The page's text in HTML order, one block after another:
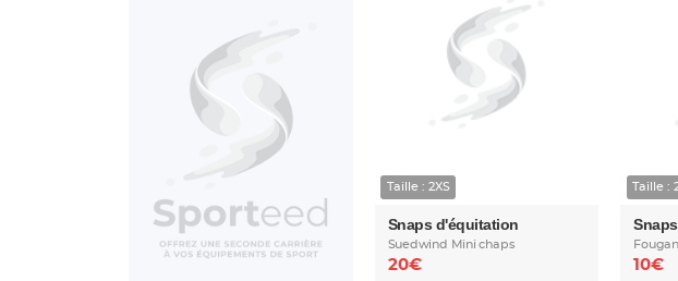
Taille : 2XS
Snaps d'équitation
Suedwind Mini chaps
20€
Taille :
10€